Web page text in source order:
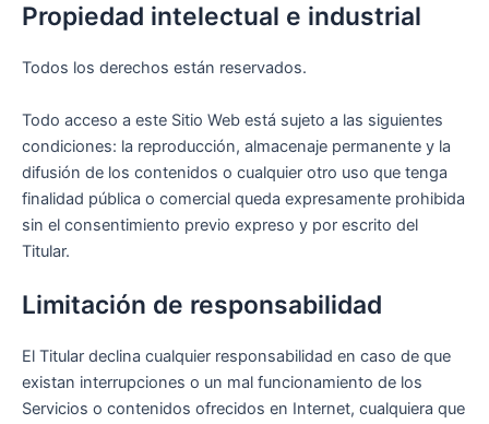
Propiedad intelectual e industrial
Todos los derechos están reservados.
Todo acceso a este Sitio Web está sujeto a las siguientes
condiciones: la reproducción, almacenaje permanente y la
difusión de los contenidos o cualquier otro uso que tenga
finalidad pública o comercial queda expresamente prohibida
sin el consentimiento previo expreso y por escrito del
Titular.
Limitación de responsabilidad
El Titular declina cualquier responsabilidad en caso de que
existan interrupciones o un mal funcionamiento de los
Servicios o contenidos ofrecidos en Internet, cualquiera que